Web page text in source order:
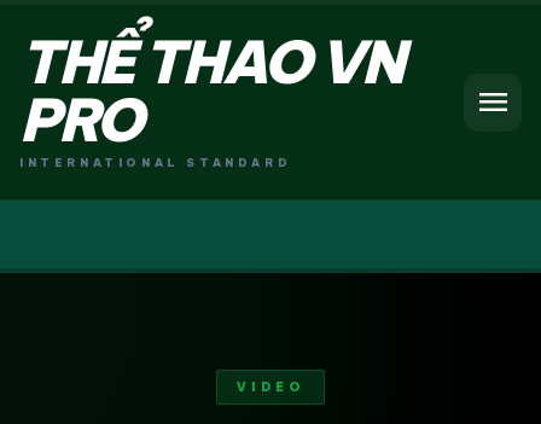
THỂ THAO VN
PRO
INTERNATIONAL STANDARD
menu
VIDEO